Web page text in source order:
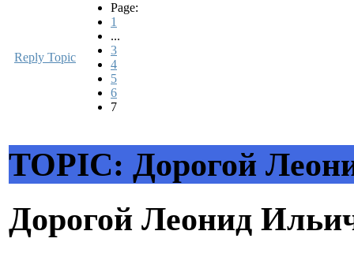
Reply Topic
Page:
1
...
3
4
5
6
7
TOPIC: Дорогой
Дорогой Леонид